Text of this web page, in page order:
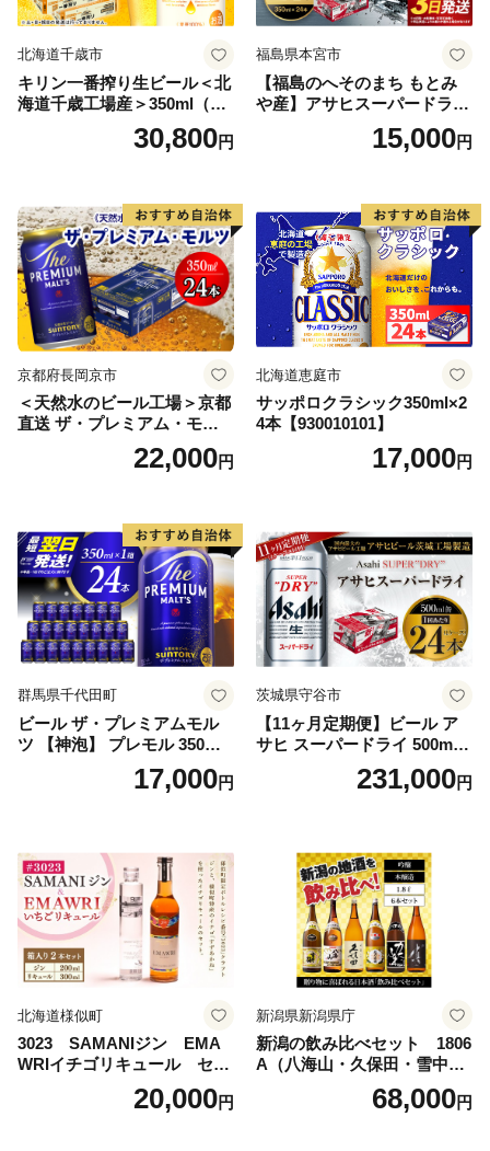
北海道千歳市
キリン一番搾り生ビール＜北
海道千歳工場産＞350ml（24
30,800円
福島県本宮市
【福島のへそのまち もとみ
や産】アサヒスーパードライ
350ml×24本 合計8.4L 1ケー
ス アルコール度数5% 缶ビー
口 送料無料 カメイ 本宮市
【07214-0206】
15,000円
京都府長岡京市
＜天然水のビール工場＞京都
直送 ザ・プレミアム・モル
ツ 350ml×24本 プレモル [149
22,000円
北海道恵庭市
サッポロクラシック350ml×2
4本【930010101】
17,000円
群馬県千代田町
ビール ザ・プレミアムモル
ツ 【神泡】 プレモル 350ml
× 24本 サントリー〈天然水の
ビール工場〉群馬※沖縄・離
17,000円
茨城県守谷市
【11ヶ月定期便】ビール ア
サヒ スーパードライ 500ml 2
4本 1ケース×11ヶ月 | アサヒ
ビール 究極の辛口 酒 お酒 ア
uper dry 11回 缶ビール 缶 ギ
フト 内祝い 茨城県守谷市 送
料無料
231,000円
北海道様似町
3023 SAMANIジン EMA
WRIイチゴリキュール セッ
ト（箱入り）【大人の味 酒
お酒 洋酒 スピリッツ クラフ
20,000円
新潟県新潟県庁
新潟の飲み比べセット 1806
A（八海山・久保田・雪中
梅・越乃寒梅・かたふね・千
68,000円